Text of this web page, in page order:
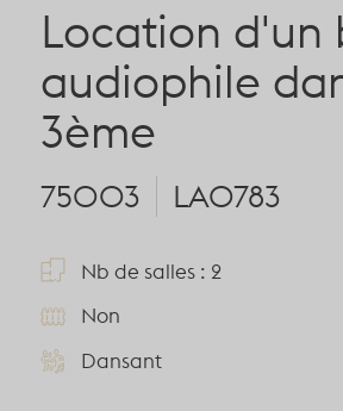
Location d'un
audiophile
3ème
75003 LA0783
Nb de salles : 2
Non
Dansant